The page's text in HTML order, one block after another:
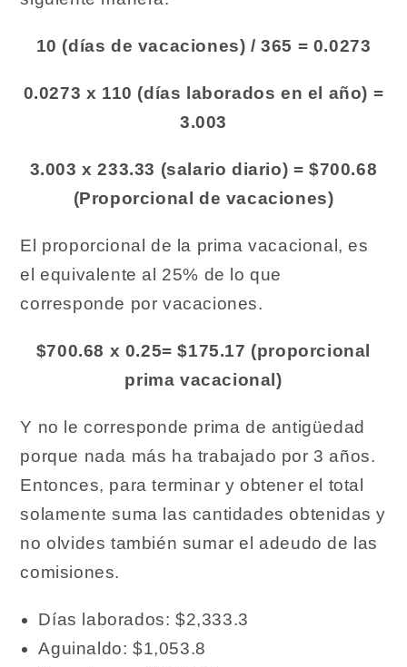
10 (días de vacaciones) / 365 = 0.0273
0.0273 x 110 (días laborados en el año) =
3.003
3.003 x 233.33 (salario diario) = $700.68
(Proporcional de vacaciones)
El proporcional de la prima vacacional, es
el equivalente al 25% de lo que
corresponde por vacaciones.
$700.68 x 0.25= $175.17 (proporcional
prima vacacional)
Y no le corresponde prima de antigüedad
porque nada más ha trabajado por 3 años.
Entonces, para terminar y obtener el total
solamente suma las cantidades obtenidas y
no olvides también sumar el adeudo de las
comisiones.
Días laborados: $2,333.3
Aguinaldo: $1,053.8